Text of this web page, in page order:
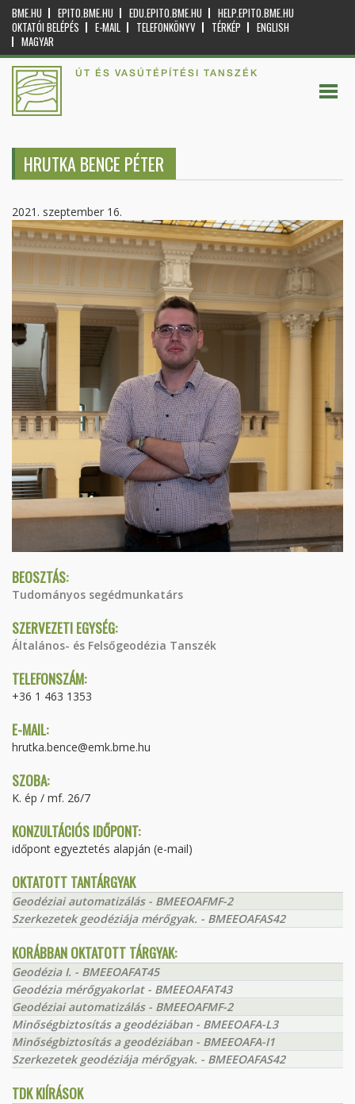
BME.HU EPITO.BME.HU EDU.EPITO.BME.HU
HELP.EPITO.BME.HU
OKTATÓI BELÉPÉS
E-MAIL TELEFONKÖNYV TÉRKÉP
ENGLISH
MAGYAR
ÚT ÉS VASÚTÉPÍTÉSI TANSZÉK
HRUTKA BENCE PÉTER
2021. szeptember 16.
BEOSZTÁS:
Tudományos segédmunkatárs
SZERVEZETI EGYSÉG:
Általános- és Felsőgeodézia Tanszék
TELEFONSZÁM:
+36 1 463 1353
E-MAIL:
hrutka.bence@emk.bme.hu
SZOBA:
K. ép / mf. 26/7
KONZULTÁCIÓS IDŐPONT:
időpont egyeztetés alapján (e-mail)
OKTATOTT TANTÁRGYAK
Geodéziai automatizálás - BMEEOAFMF-2
Szerkezetek geodéziája mérőgyak. - BMEEOAFAS42
KORÁBBAN OKTATOTT TÁRGYAK:
Geodézia I. - BMEEOAFAT45
Geodézia mérőgyakorlat - BMEEOAFAT43
Geodéziai automatizálás - BMEEOAFMF-2
Minőségbiztosítás a geodéziában - BMEEOAFA-L3
Minőségbiztosítás a geodéziában - BMEEOAFA-I1
Szerkezetek geodéziája mérőgyak. - BMEEOAFAS42
TDK KIÍRÁSOK